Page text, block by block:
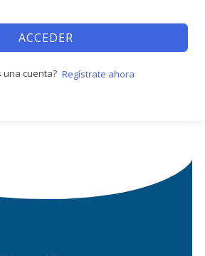
ACCEDER
una cuenta? Regístrate ahora